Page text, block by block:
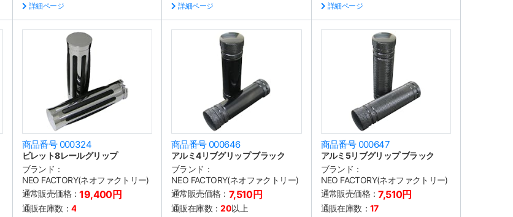
詳細ページ
詳細ページ
詳細ページ
商品番号 000324
ビレット8レールグリップ
ブランド：
NEO FACTORY(ネオファクトリー)
通常販売価格：19,400円
通販在庫数： 4
商品番号 000646
アルミ4リブグリップ ブラック
ブランド：
NEO FACTORY(ネオファクトリー)
通常販売価格： 7,510円
通販在庫数：20以上
商品番号 000647
アルミ5リブグリップ ブラック
ブランド：
NEO FACTORY(ネオファクトリー)
通常販売価格：7,510円
通販在庫数： 17